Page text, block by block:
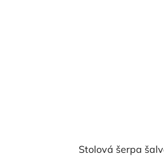
Stolová šerpa